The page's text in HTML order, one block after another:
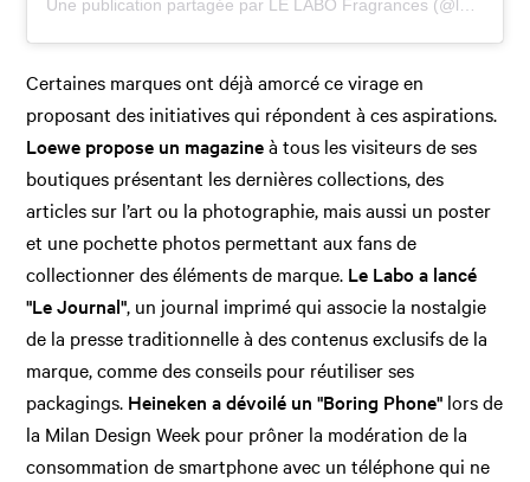
Certaines marques ont déjà amorcé ce virage en
proposant des initiatives qui répondent à ces aspirations.
Loewe propose un magazineà tous les visiteurs de ses
boutiques présentant les dernières collections, des
articles sur l’art ou la photographie, mais aussi un poster
et une pochette photos permettant aux fans de
collectionner des éléments de marque. Le Labo a lancé
"Le Journal", un journal imprimé qui associe la nostalgie
de la presse traditionnelle à des contenus exclusifs de la
marque, comme des conseils pour réutiliser ses
packagings. Heineken a dévoilé un "Boring Phone" lors de
la Milan Design Week pour prôner la modération de la
consommation de smartphone avec un téléphone qui ne